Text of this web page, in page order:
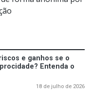
e ganhos se o
Entenda o
18 de julho de 2026